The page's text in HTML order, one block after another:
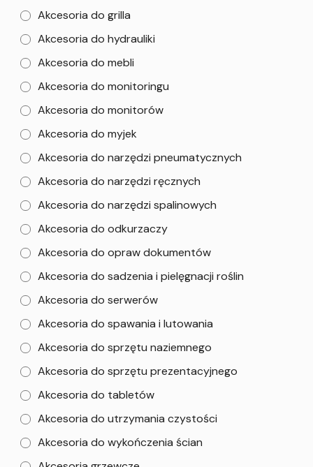
Akcesoria do grilla
Akcesoria do hydrauliki
Akcesoria do mebli
Akcesoria do monitoringu
Akcesoria do monitorów
Akcesoria do myjek
Akcesoria do narzędzi pneumatycznych
Akcesoria do narzędzi ręcznych
Akcesoria do narzędzi spalinowych
Akcesoria do odkurzaczy
Akcesoria do opraw dokumentów
Akcesoria do sadzenia i pielęgnacji roślin
Akcesoria do serwerów
Akcesoria do spawania i lutowania
Akcesoria do sprzętu naziemnego
Akcesoria do sprzętu prezentacyjnego
Akcesoria do tabletów
Akcesoria do utrzymania czystości
Akcesoria do wykończenia ścian